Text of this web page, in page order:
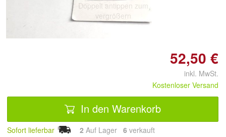
Doppelt antippen zum
vergrößern
52,50 €
inkl. MwSt.
Kostenloser Versand
In den Warenkorb
Sofort lieferbar 2 Auf Lager 6 verkauft